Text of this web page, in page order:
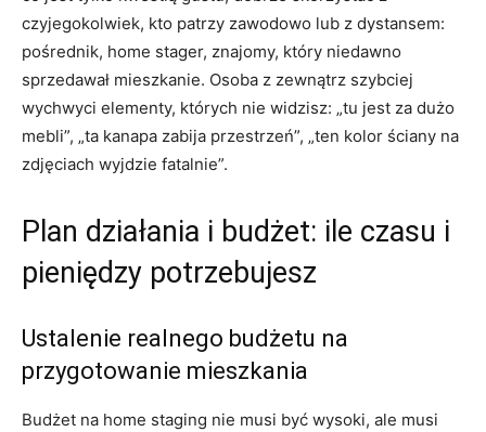
czyjegokolwiek, kto patrzy zawodowo lub z dystansem:
pośrednik, home stager, znajomy, który niedawno
sprzedawał mieszkanie. Osoba z zewnątrz szybciej
wychwyci elementy, których nie widzisz: „tu jest za dużo
mebli”, „ta kanapa zabija przestrzeń”, „ten kolor ściany na
zdjęciach wyjdzie fatalnie”.
Plan działania i budżet: ile czasu i
pieniędzy potrzebujesz
Ustalenie realnego budżetu na
przygotowanie mieszkania
Budżet na home staging nie musi być wysoki, ale musi